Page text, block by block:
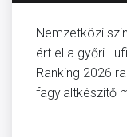
Nemzetközi
ért el a győri
Ranking 2026
fagylaltkészítő